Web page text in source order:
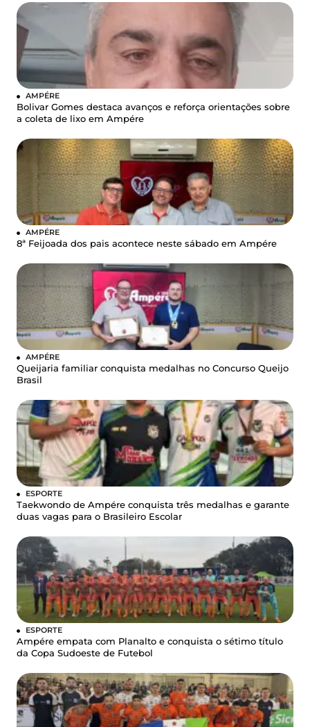
AMPÉRE
Bolivar Gomes destaca avanços e reforça orientações sobre
a coleta de lixo em Ampére
AMPÉRE
8ª Feijoada dos pais acontece neste sábado em Ampére
AMPÉRE
Queijaria familiar conquista medalhas no Concurso Queijo
Brasil
ESPORTE
Taekwondo de Ampére conquista três medalhas e garante
duas vagas para o Brasileiro Escolar
ESPORTE
Ampére empata com Planalto e conquista o sétimo título
da Copa Sudoeste de Futebol